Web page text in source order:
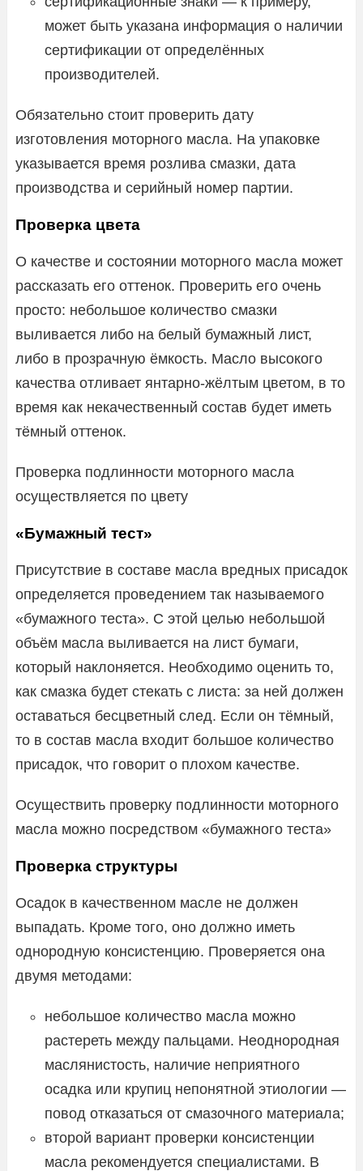
может быть указана информация о наличии
сертификации от определённых
производителей.
Обязательно стоит проверить дату
изготовления моторного масла. На упаковке
указывается время розлива смазки, дата
производства и серийный номер партии.
Проверка цвета
О качестве и состоянии моторного масла может
рассказать его оттенок. Проверить его очень
просто: небольшое количество смазки
выливается либо на белый бумажный лист,
либо в прозрачную ёмкость. Масло высокого
качества отливает янтарно-жёлтым цветом, в то
время как некачественный состав будет иметь
тёмный оттенок.
Проверка подлинности моторного масла
осуществляется по цвету
«Бумажный тест»
Присутствие в составе масла вредных присадок
определяется проведением так называемого
«бумажного теста». С этой целью небольшой
объём масла выливается на лист бумаги,
который наклоняется. Необходимо оценить то,
как смазка будет стекать с листа: за ней должен
оставаться бесцветный след. Если он тёмный,
то в состав масла входит большое количество
присадок, что говорит о плохом качестве.
Осуществить проверку подлинности моторного
масла можно посредством «бумажного теста»
Проверка структуры
Осадок в качественном масле не должен
выпадать. Кроме того, оно должно иметь
однородную консистенцию. Проверяется она
двумя методами:
небольшое количество масла можно
растереть между пальцами. Неоднородная
маслянистость, наличие неприятного
осадка или крупиц непонятной этиологии —
повод отказаться от смазочного материала;
второй вариант проверки консистенции
масла рекомендуется специалистами. В